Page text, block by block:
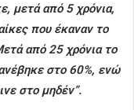
μετά από 5 χρόνια,
που έκαναν το
από 25 χρόνια το
στο 60%, ενώ
στο μηδέν”.